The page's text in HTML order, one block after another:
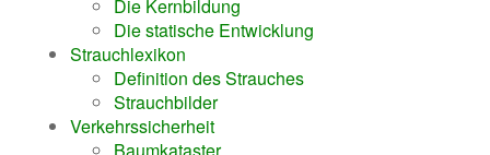
Die Kernbildung
Die statische Entwicklung
Strauchlexikon
Definition des Strauches
Strauchbilder
Verkehrssicherheit
Baumkataster